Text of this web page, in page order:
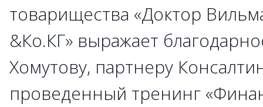
товарищества «Доктор
&Ко.КГ» выражает
Хомутову, партнеру
проведенный тренинг
→
→
→
→
→
→
→
→
→
→
→
→
→